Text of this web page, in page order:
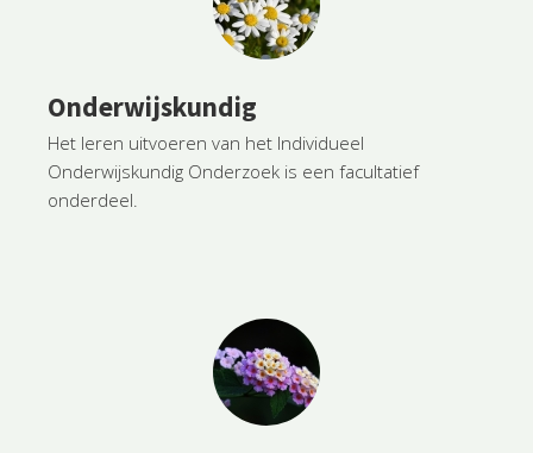
Onderwijskundig
Het leren uitvoeren van het Individueel
Onderwijskundig Onderzoek is een facultatief
onderdeel.